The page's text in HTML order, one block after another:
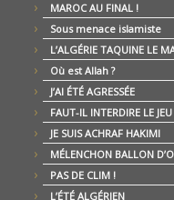
MAROC AU FINAL !
Sous menace islamiste
L’ALGÉRIE TAQUINE LE
Où est Allah ?
J’AI ÉTÉ AGRESSÉE
FAUT-IL INTERDIRE LE JEU
JE SUIS ACHRAF HAKIMI
MÉLENCHON BALLON
PAS DE CLIM !
L’ÉTÉ ALGÉRIEN